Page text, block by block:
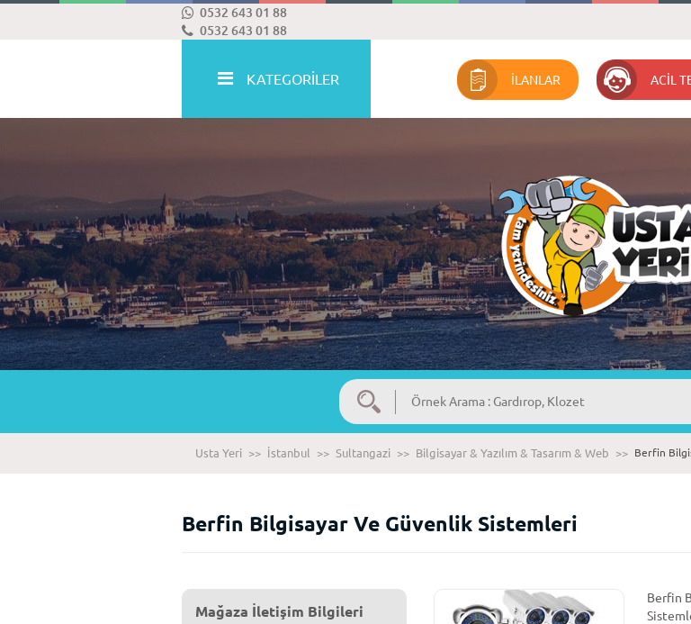
0532 643 01 88
0532 643 01 88
KATEGORİLER İLANLAR ACİL
Usta Yeri >> İstanbul >> Sultangazi >> Bilgisayar & Yazılım & Tasarım & Web >> Berfin
Berfin Bilgisayar Ve Güvenlik Sistemleri
Mağaza İletişim Bilgileri
Berfin